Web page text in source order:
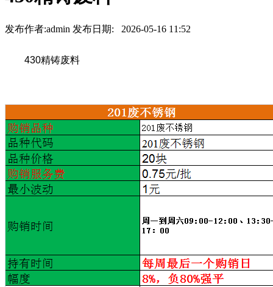
发布作者:admin 发布日期: 2026-05-16 11:52
430精铸废料